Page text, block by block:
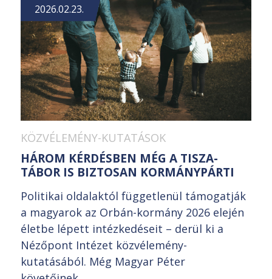
2026.02.23.
KÖZVÉLEMÉNY-KUTATÁSOK
HÁROM KÉRDÉSBEN MÉG A TISZA-
TÁBOR IS BIZTOSAN KORMÁNYPÁRTI
Politikai oldalaktól függetlenül támogatják
a magyarok az Orbán-kormány 2026 elején
életbe lépett intézkedéseit – derül ki a
Nézőpont Intézet közvélemény-
kutatásából. Még Magyar Péter